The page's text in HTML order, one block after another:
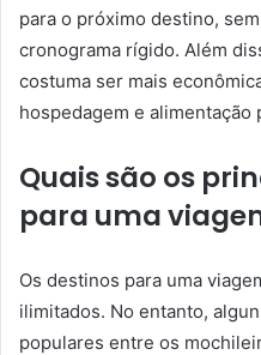
para o próximo destino,
cronograma rígido. Além
costuma ser mais
hospedagem e
Quais são os
para uma
Os destinos para uma
ilimitados. No entanto,
populares entre os